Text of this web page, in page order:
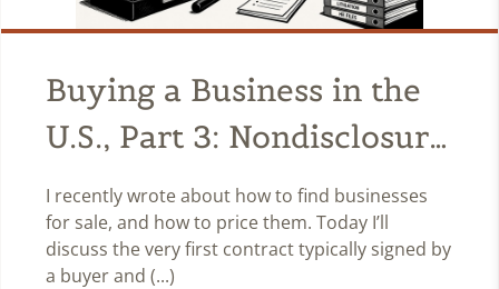
Buying a Business in the
U.S., Part 3: Nondisclosure
Agreements
I recently wrote about how to find businesses
for sale, and how to price them. Today I’ll
discuss the very first contract typically signed by
a buyer and (...)